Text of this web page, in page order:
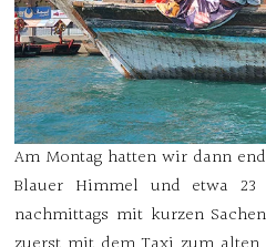
Am Montag hatten wir dann
Blauer Himmel und etwa
nachmittags mit kurzen